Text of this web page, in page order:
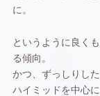
に。
というように良く
る傾向。
かつ、ずっしりし
ハイミッドを中心に